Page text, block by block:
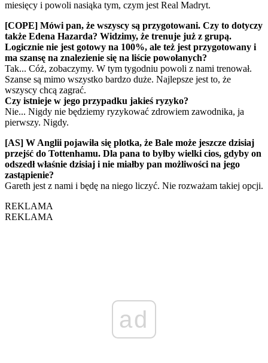
miesięcy i powoli nasiąka tym, czym jest Real Madryt.
[COPE] Mówi pan, że wszyscy są przygotowani. Czy to dotyczy
także Edena Hazarda? Widzimy, że trenuje już z grupą.
Logicznie nie jest gotowy na 100%, ale też jest przygotowany i
ma szansę na znalezienie się na liście powołanych?
Tak... Cóż, zobaczymy. W tym tygodniu powoli z nami trenował.
Szanse są mimo wszystko bardzo duże. Najlepsze jest to, że
wszyscy chcą zagrać.
Czy istnieje w jego przypadku jakieś ryzyko?
Nie... Nigdy nie będziemy ryzykować zdrowiem zawodnika, ja
pierwszy. Nigdy.
[AS] W Anglii pojawiła się plotka, że Bale może jeszcze dzisiaj
przejść do Tottenhamu. Dla pana to byłby wielki cios, gdyby on
odszedł właśnie dzisiaj i nie miałby pan możliwości na jego
zastąpienie?
Gareth jest z nami i będę na niego liczyć. Nie rozważam takiej opcji.
REKLAMA
REKLAMA
ad